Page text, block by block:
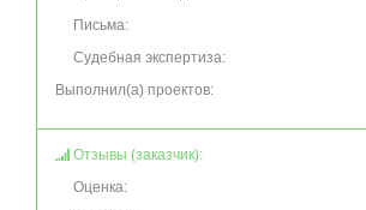
Письма:
Судебная экспертиза:
Выполнил(а) проектов:
Отзывы (заказчик):
Оценка: